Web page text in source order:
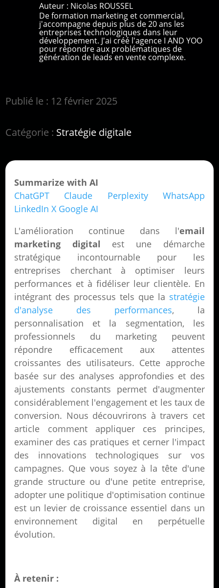
Auteur : Nicolas ROUSSEL
De formation marketing et commercial,
j'accompagne depuis plus de 20 ans les
entreprises technologiques dans leur
développement. J'ai créé l'agence I AND YOO
pour répondre aux problématiques de
génération de leads en vente complexe.
Publié le : 12 février 2025
Catégorie : Stratégie digitale
Summarize with AI
ChatGPT
Claude Perplexity
WhatsApp
LinkedIn X Google AI
L'amélioration continue dans l'email
marketing digital est une démarche
stratégique incontournable pour les
entreprises cherchant à optimiser leurs
performances et à fidéliser leur clientèle. En
intégrant des processus tels que la stratégie
d'analyse des performances, la
personnalisation et la segmentation, les
professionnels du marketing peuvent
répondre efficacement aux attentes
croissantes des utilisateurs. Cette approche
basée sur des analyses approfondies et des
ajustements constants permet d'augmenter
considérablement l'engagement et les taux de
conversion. Nous découvrirons à travers cet
article comment appliquer ces principes,
examiner des cas pratiques et cerner l'impact
des innovations technologiques sur vos
campagnes. Que vous soyez à la tête d'une
grande structure ou d'une petite entreprise,
adopter une politique d'optimisation continue
est un levier de croissance essentiel dans un
environnement digital en perpétuelle
évolution.
À retenir :